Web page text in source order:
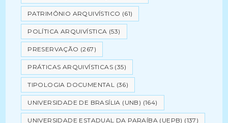
PATRIMÔNIO ARQUIVÍSTICO (61)
POLÍTICA ARQUIVÍSTICA (53)
PRESERVAÇÃO (267)
PRÁTICAS ARQUIVÍSTICAS (35)
TIPOLOGIA DOCUMENTAL (36)
UNIVERSIDADE DE BRASÍLIA (UNB) (164)
UNIVERSIDADE ESTADUAL DA PARAÍBA (UEPB) (137)